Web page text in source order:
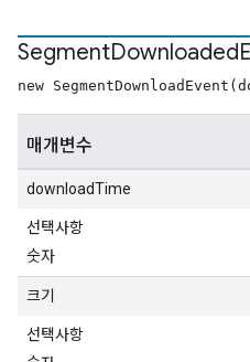
SegmentDownloaded
new
매개변수
downloadTime
선택사항
숫자
크기
선택사항